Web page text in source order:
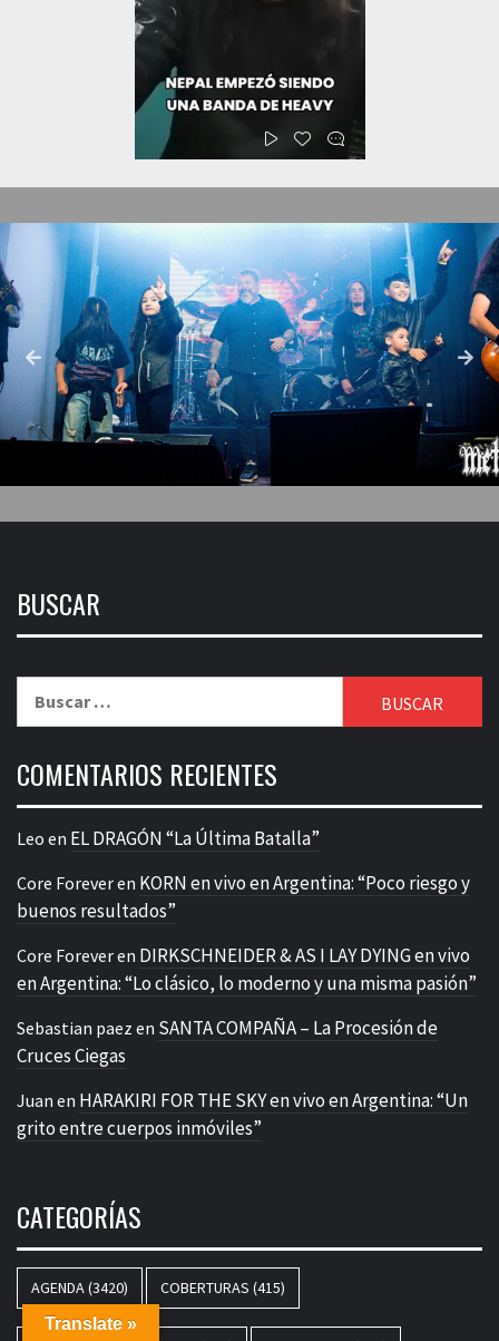
BUSCAR
COMENTARIOS RECIENTES
Leo en EL DRAGÓN “La Última Batalla”
Core Foreveren KORN en vivo en Argentina: “Poco riesgo y
buenos resultados”
Core Foreveren DIRKSCHNEIDER & AS I LAY DYING en vivo
en Argentina: “Lo clásico, lo moderno y una misma pasión”
Sebastian paez en SANTA COMPAÑA – La Procesión de
Cruces Ciegas
Juan en HARAKIRI FOR THE SKY en vivo en Argentina: “Un
grito entre cuerpos inmóviles”
CATEGORÍAS
AGENDA(3420) COBERTURAS (415)
Translate »